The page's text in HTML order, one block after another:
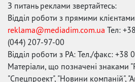
З питань реклами звертайтесь:
Відділ роботи з прямими
reklama@mediadim.com.ua Тел:
(044) 207-97-00
Відділ роботи з РА: Тел./факс: +38
Матеріали, що позначені знаками
"Спецпроект", "Новини компаній",